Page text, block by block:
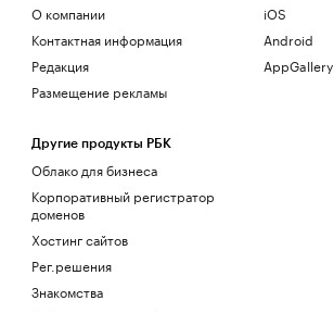
О компании
Контактная информация
Редакция
Размещение рекламы
Другие продукты РБК
Облако для бизнеса
Корпоративный регистратор
доменов
Хостинг сайтов
Рег.решения
Знакомства
iOS
Android
AppGallery